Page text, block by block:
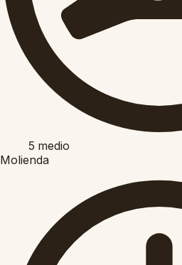
5 medio
Molienda